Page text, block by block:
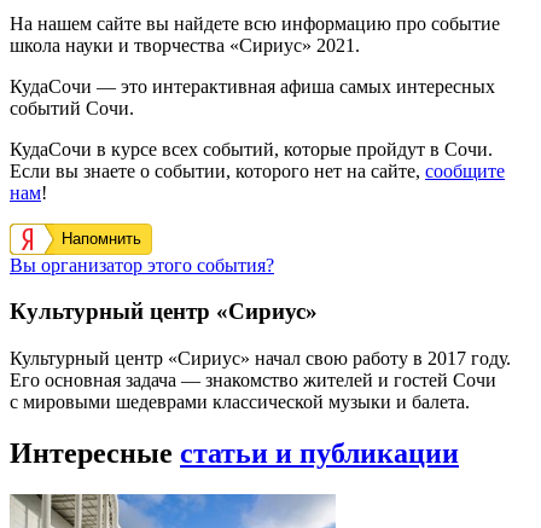
На нашем сайте вы найдете всю информацию про событие
школа науки и творчества «Сириус» 2021.
КудаСочи — это интерактивная афиша самых интересных
событий Сочи.
КудаСочи в курсе всех событий, которые пройдут в Сочи.
Если вы знаете о событии, которого нет на сайте, сообщите
нам!
Напомнить
Вы организатор этого события?
Культурный центр «Сириус»
Культурный центр «Сириус» начал свою работу в 2017 году.
Его основная задача — знакомство жителей и гостей Сочи
с мировыми шедеврами классической музыки и балета.
Интересные статьи и публикации